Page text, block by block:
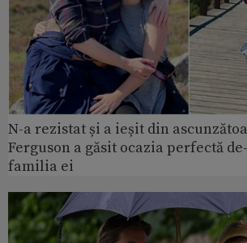
N-a rezistat și a ieșit din
Ferguson a găsit ocazia perfectă
familia ei